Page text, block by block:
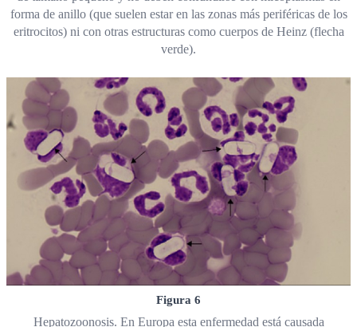
forma de anillo (que suelen estar en las zonas más periféricas de los
eritrocitos) ni con otras estructuras como cuerpos de Heinz (flecha
verde).
Figura 6
Hepatozoonosis. En Europa esta enfermedad está causada